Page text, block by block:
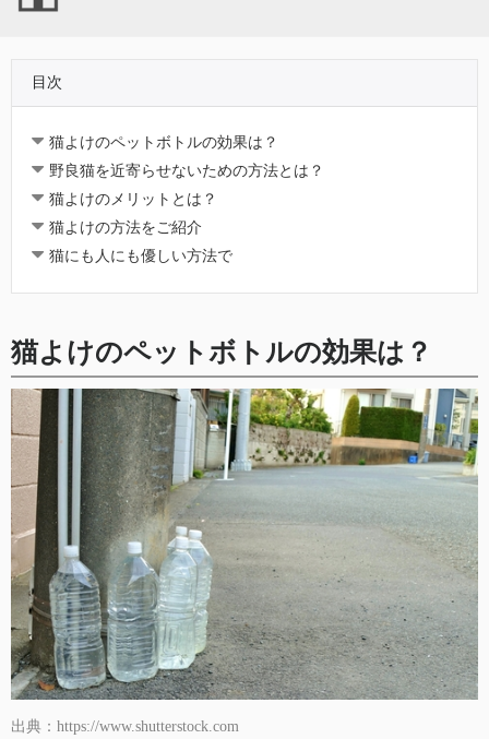
目次
猫よけのペットボトルの効果は？
野良猫を近寄らせないための方法とは？
猫よけのメリットとは？
猫よけの方法をご紹介
猫にも人にも優しい方法で
猫よけのペットボトルの効果は？
出典：https://www.shutterstock.com